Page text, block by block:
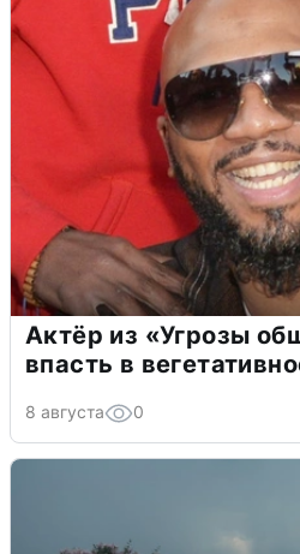
Актёр из «Угрозы
впасть в
8 августа 0